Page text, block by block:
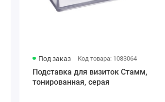
Под заказ Код товара: 1083064
Подставка для визиток Стамм,
тонированная, серая